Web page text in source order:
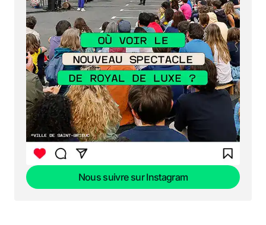
Nous suivre sur Instagram